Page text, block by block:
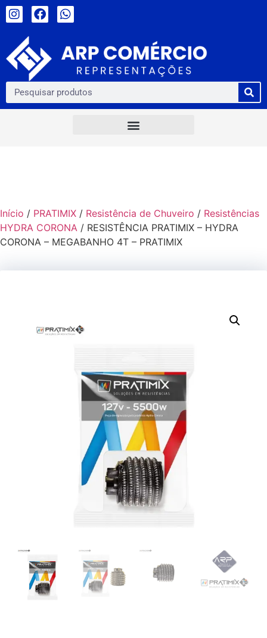
Início / PRATIMIX / Resistência de Chuveiro / Resistências
HYDRA CORONA / RESISTÊNCIA PRATIMIX – HYDRA
CORONA – MEGABANHO 4T – PRATIMIX